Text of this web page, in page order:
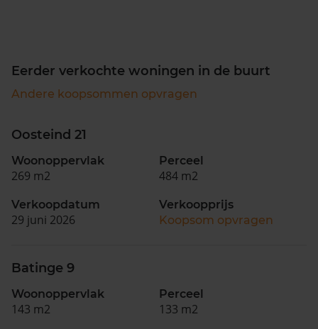
Eerder verkochte woningen in de buurt
Andere koopsommen opvragen
Oosteind 21
Woonoppervlak
269 m2
Perceel
484 m2
Verkoopdatum
29 juni 2026
Verkoopprijs
Koopsom opvragen
Batinge 9
Woonoppervlak
143 m2
Perceel
133 m2